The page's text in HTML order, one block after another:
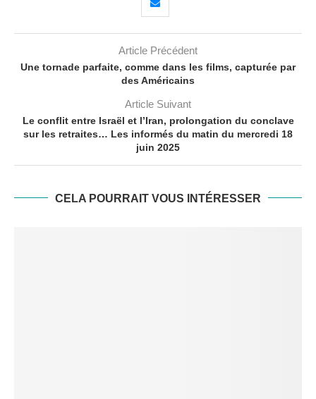
Article Précédent
Une tornade parfaite, comme dans les films, capturée par
des Américains
Article Suivant
Le conflit entre Israël et l’Iran, prolongation du conclave
sur les retraites… Les informés du matin du mercredi 18
juin 2025
CELA POURRAIT VOUS INTÉRESSER